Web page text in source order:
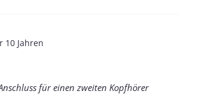
10 Jahren
für einen zweiten Kopfhörer